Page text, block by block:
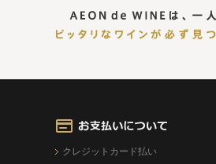
クレジットカード払い